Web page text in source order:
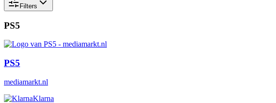
Filters
PS5
PS5
mediamarkt.nl
Klarna